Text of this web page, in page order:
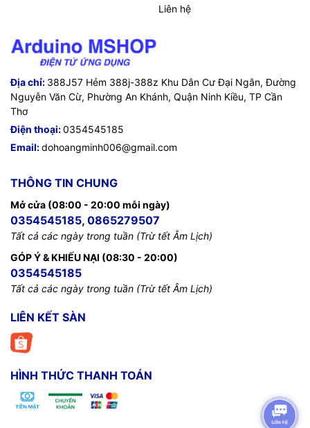
Liên hệ
Địa chỉ: 388J57 Hẻm 388j-388z Khu Dân Cư Đại Ngân, Đường
Nguyễn Văn Cừ, Phường An Khánh, Quận Ninh Kiều, TP Cần
Thơ
Điện thoại:0354545185
Email:dohoangminh006@gmail.com
THÔNG TIN CHUNG
Mở cửa (08:00 - 20:00 mỗi ngày)
0354545185, 0865279507
Tất cả các ngày trong tuần (Trừ tết Âm Lịch)
GÓP Ý & KHIẾU NẠI (08:30 - 20:00)
0354545185
Tất cả các ngày trong tuần (Trừ tết Âm Lịch)
LIÊN KẾT SÀN
HÌNH THỨC THANH TOÁN